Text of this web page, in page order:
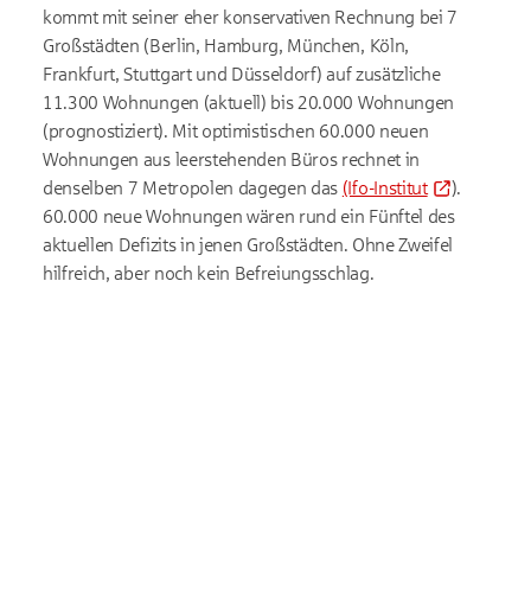
kommt mit seiner eher konservativen Rechnung bei 7
Großstädten (Berlin, Hamburg, München, Köln,
Frankfurt, Stuttgart und Düsseldorf) auf zusätzliche
11.300 Wohnungen (aktuell) bis 20.000 Wohnungen
(prognostiziert). Mit optimistischen 60.000 neuen
Wohnungen aus leerstehenden Büros rechnet in
denselben 7 Metropolen dagegen das (Ifo-Institut
).
60.000 neue Wohnungen wären rund ein Fünftel des
aktuellen Defizits in jenen Großstädten. Ohne Zweifel
hilfreich, aber noch kein Befreiungsschlag.